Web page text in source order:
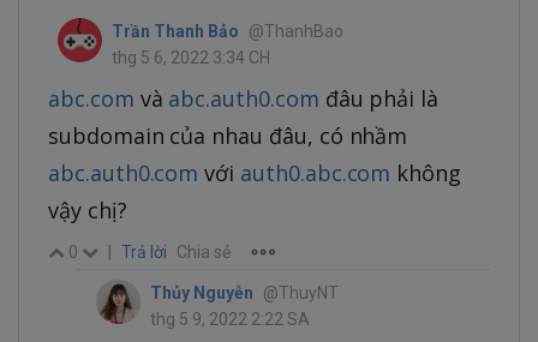
Trần Thanh Bảo
@ThanhBao
thg 5 6, 2022 3:34 CH
abc.com và abc.auth0.com đâu phải là
subdomain của nhau đâu, có nhầm
abc.auth0.com với auth0.abc.com không
vậy chị?
0 Trả lời Chia sẻ
Thủy Nguyễn
@ThuyNT
thg 5 9, 2022 2:22 SA